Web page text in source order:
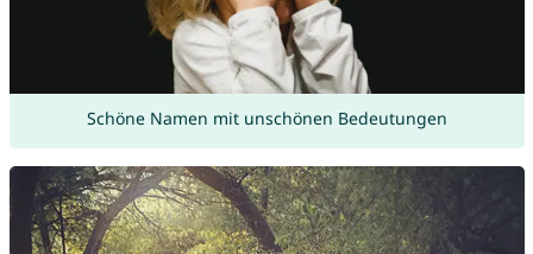
Schöne Namen mit unschönen Bedeutungen